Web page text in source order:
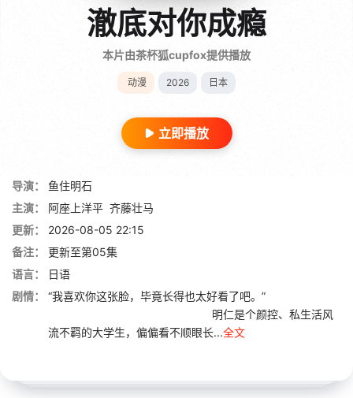
澈底对你成瘾
本片由茶杯狐cupfox提供播放
动漫 2026 日本
立即播放
导演：
鱼住明石
主演：
阿座上洋平 齐藤壮马
更新：
2026-08-05 22:15
备注：
更新至第05集
语言：
日语
剧情：
“我喜欢你这张脸，毕竟长得也太好看了吧。”
明仁是个颜控、私生活风
流不羁的大学生，偏偏看不顺眼长...全文